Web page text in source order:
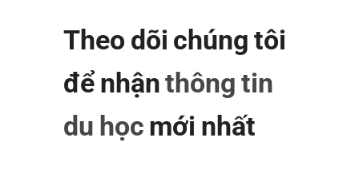
Theo dõi chúng tôi
để nhậnthông tin
du học mới nhất